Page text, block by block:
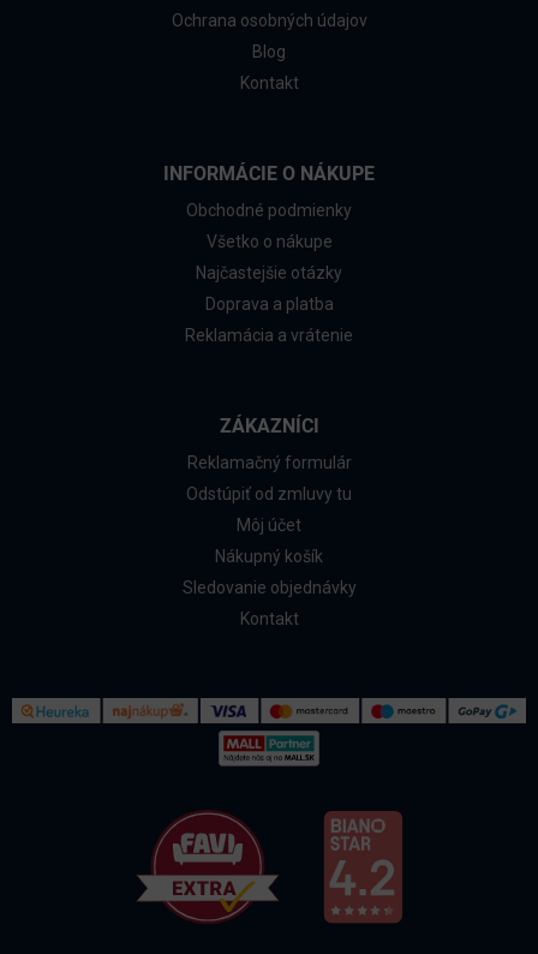
Ochrana osobných údajov
Blog
Kontakt
INFORMÁCIE O NÁKUPE
Obchodné podmienky
Všetko o nákupe
Najčastejšie otázky
Doprava a platba
Reklamácia a vrátenie
ZÁKAZNÍCI
Reklamačný formulár
Odstúpiť od zmluvy tu
Môj účet
Nákupný košík
Sledovanie objednávky
Kontakt